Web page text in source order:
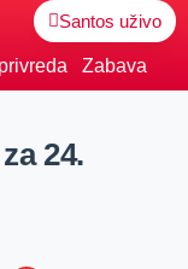
Santos uživo
Zabava
24.